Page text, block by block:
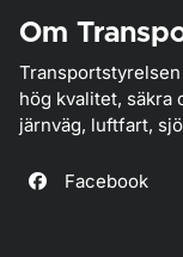
Om
hög kvalitet, säkra
järnväg, luftfart,
Facebook